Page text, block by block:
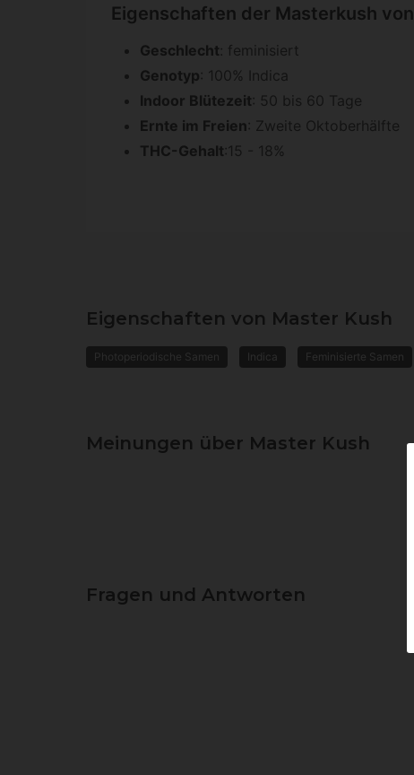
Eigenschaften der Masterkush
Geschlecht: feminisiert
Genotyp: 100% Indica
Indoor Blütezeit: 50 bis 60 Tage
Ernte im Freien: Zweite Oktoberhälfte
THC-Gehalt:15 - 18%
Eigenschaften von Master Kush
Photoperiodische Samen Indica Feminisierte Samen
Meinungen über Master Kush
Fragen und Antworten